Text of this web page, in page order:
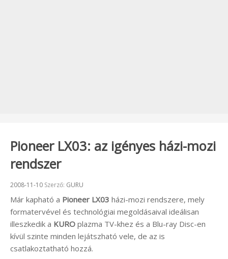
Pioneer LX03: az igényes házi-mozi
rendszer
Beküldve:
2008-11-10 Szerző: GURU
Már kapható a Pioneer LX03 házi-mozi rendszere, mely
formatervével és technológiai megoldásaival ideálisan
illeszkedik a KURO plazma TV-khez és a Blu-ray Disc-en
kívül szinte minden lejátszható vele, de az is
csatlakoztatható hozzá.